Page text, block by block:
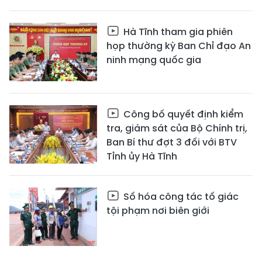
Hà Tĩnh tham gia phiên
họp thường kỳ Ban Chỉ đạo An
ninh mạng quốc gia
Công bố quyết định kiểm
tra, giám sát của Bộ Chính trị,
Ban Bí thư đợt 3 đối với BTV
Tỉnh ủy Hà Tĩnh
Số hóa công tác tố giác
tội phạm nơi biên giới